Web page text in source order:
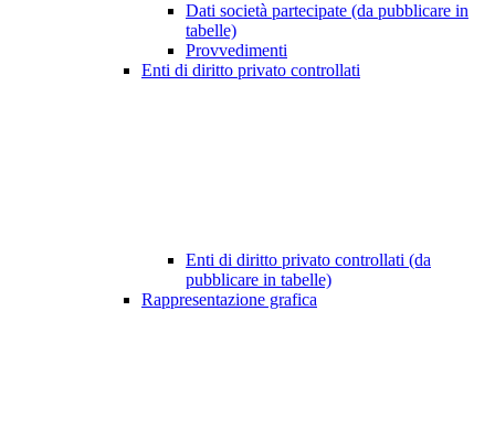
Dati società partecipate (da pubblicare in
tabelle)
Provvedimenti
Enti di diritto privato controllati
Enti di diritto privato controllati (da
pubblicare in tabelle)
Rappresentazione grafica